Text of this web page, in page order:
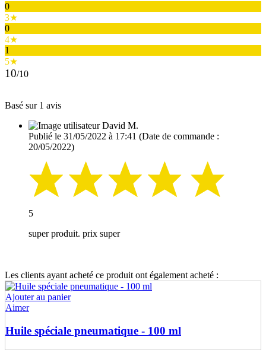
0
3★
0
4★
1
5★
10/10
Basé sur 1 avis
David M.
Publié le 31/05/2022 à 17:41 (Date de commande :
20/05/2022)
5
super produit. prix super
Les clients ayant acheté ce produit ont également acheté :
Ajouter au panier
Aimer
Huile spéciale pneumatique - 100 ml